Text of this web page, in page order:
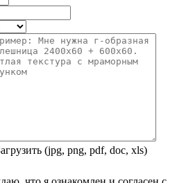
(jpg, png, pdf, doc, xls)